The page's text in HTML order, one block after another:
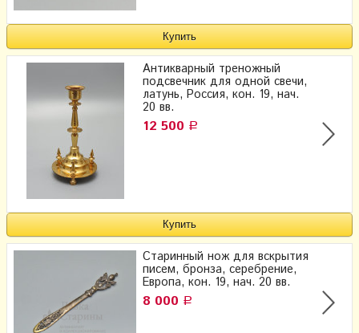
Антикварный треножный
подсвечник для одной свечи,
латунь, Россия, кон. 19, нач.
20 вв.
12 500 Р
Старинный нож для вскрытия
писем, бронза, серебрение,
Европа, кон. 19, нач. 20 вв.
8 000 Р